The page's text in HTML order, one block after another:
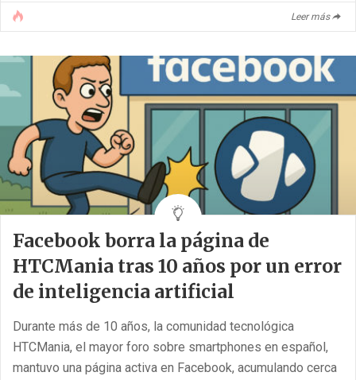
Y, por primera vez, un ejecutivo de primer nivel ha
responsable de Instagram.
Un juicio que busca responsabilizar a las redes sociales
por el daño a menores
El caso se centra en una demandante identificada por sus
[...]
Leer más
Facebook borra la página de
HTCMania tras 10 años por un error
de inteligencia artificial
Durante más de 10 años, la comunidad tecnológica
HTCMania, el mayor foro sobre smartphones en español,
mantuvo una página activa en Facebook, acumulando cerca